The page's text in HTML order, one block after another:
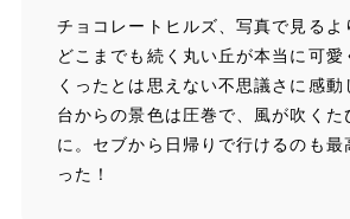
チョコレートヒルズ、写真で見るよ
どこまでも続く丸い丘が本当に可愛
くったとは思えない不思議さに感動
台からの景色は圧巻で、風が吹くた
に。セブから日帰りで行けるのも最
った！